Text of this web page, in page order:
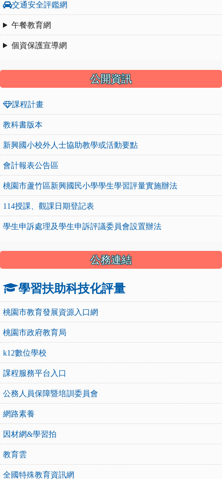
交通安全評鑑網
午餐教育網
個資保護宣導網
公開資訊
課程計畫
教科書版本
新興國小校外人士協助教學或活動要點
會計報表公告區
桃園市蘆竹區新興國民小學學生學習評量實施辦法
114授課、觀課日期登記表
學生申訴處理及學生申訴評議委員會設置辦法
公務連結
學習扶助科技化評量
桃園市教育發展資源入口網
桃園市政府教育局
k12數位學校
課程服務平台入口
公務人員保障暨培訓委員會
網路素養
因材網&學習拍
教育雲
全國特殊教育資訊網